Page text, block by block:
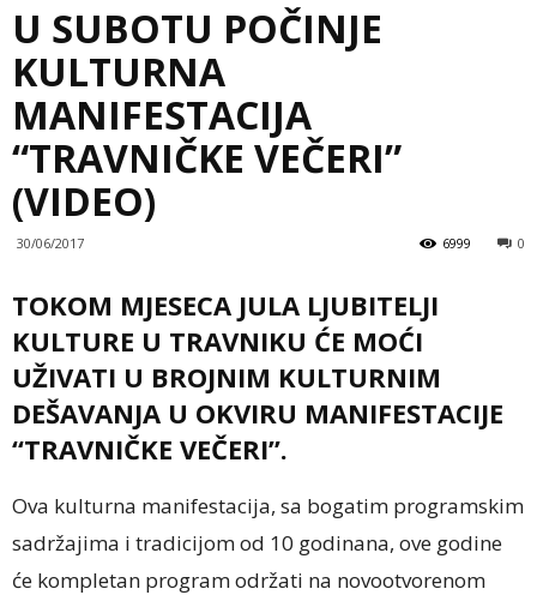
U SUBOTU POČINJE
KULTURNA
MANIFESTACIJA
“TRAVNIČKE VEČERI”
(VIDEO)
30/06/2017 0
6999
TOKOM MJESECA JULA LJUBITELJI
KULTURE U TRAVNIKU ĆE MOĆI
UŽIVATI U BROJNIM KULTURNIM
DEŠAVANJA U OKVIRU MANIFESTACIJE
“TRAVNIČKE VEČERI”.
Ova kulturna manifestacija, sa bogatim programskim
sadržajima i tradicijom od 10 godinana, ove godine
će kompletan program održati na novootvorenom